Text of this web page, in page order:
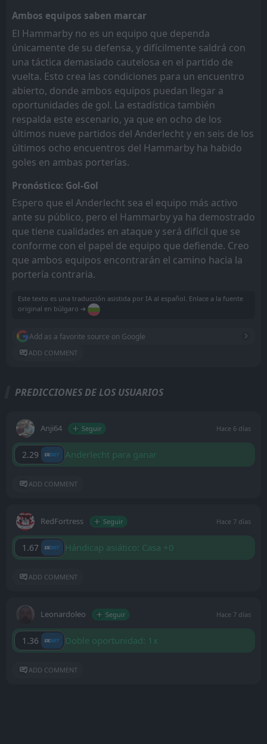
Ambos equipos saben marcar
El Hammarby no es un equipo que dependa
únicamente de su defensa, y difícilmente saldrá con
una táctica demasiado cautelosa en el partido de
vuelta. Esto crea las condiciones para un encuentro
abierto, donde ambos equipos puedan llegar a
oportunidades de gol. La estadística también
respalda este escenario, ya que en ocho de los
últimos nueve partidos del Anderlecht y en seis de los
últimos ocho encuentros del Hammarby ha habido
goles en ambas porterías.
Pronóstico: Gol-Gol
Espero que el Anderlecht sea el equipo más activo
ante su público, pero el Hammarby ya ha demostrado
que tiene cualidades en ataque y será difícil que se
conforme con el papel de equipo que defiende. Creo
que ambos equipos encontrarán el camino hacia la
portería contraria.
Este texto es una traducción asistida por IA al español. Enlace a la fuente
original en búlgaro ➔
Add as a favorite source on Google
ADD COMMENT
PREDICCIONES DE LOS USUARIOS
Anji64 Seguir Hace 6 días
2.29 Anderlecht para ganar
ADD COMMENT
RedFortress Seguir Hace 7 días
1.67 Hándicap asiático: Casa +0
ADD COMMENT
Leonardoleo Seguir Hace 7 días
1.36 Doble oportunidad: 1x
ADD COMMENT